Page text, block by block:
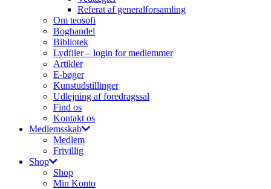
Referat af generalforsamling
Om teosofi
Boghandel
Bibliotek
Lydfiler – login for medlemmer
Artikler
E-bøger
Kunstudstillinger
Udlejning af foredragssal
Find os
Kontakt os
Medlemsskab
Medlem
Frivillig
Shop
Shop
Min Konto